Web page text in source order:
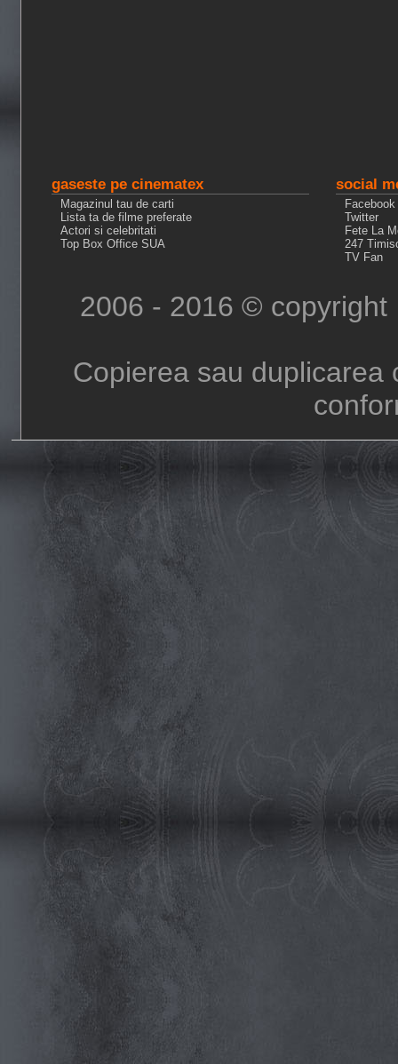
gaseste pe cinematex
Magazinul tau de carti
Lista ta de filme preferate
Actori si celebritati
Top Box Office SUA
social
Facebook
Twitter
Fete La
247
TV Fan
2006 - 2016 ©
Copierea sau duplicarea